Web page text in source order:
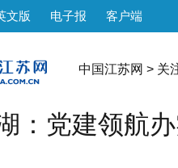
文版 电子报 客户端
中国江苏网 > 关
：党建领航